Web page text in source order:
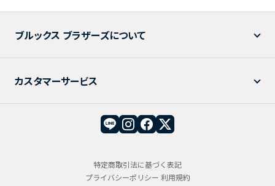
ブルックス ブラザーズについて
カスタマーサービス
特定商取引法に基づく表記
プライバシーポリシー 利用規約